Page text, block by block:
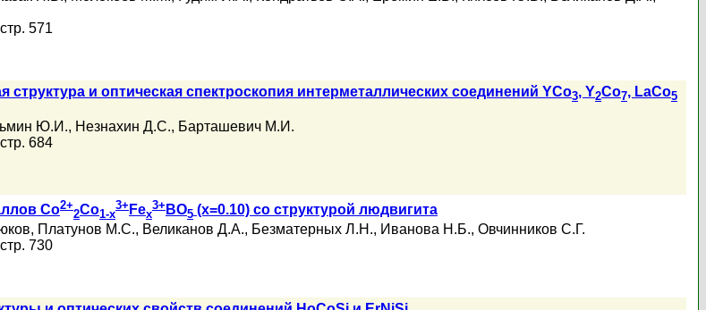
571
и оптическая спектроскопия интерметаллических соединений YCo3, Y2Co7, LaCo5
Ю.И., Незнахин Д.С., Барташевич М.И.
684
Со2+
2Со1-x
3+ Fex
3+ BO5 (x=0.10) со структурой людвигита
, Платунов М.С., Великанов Д.А., Безматерных Л.Н., Иванова Н.Б., Овчинников С.Г.
730